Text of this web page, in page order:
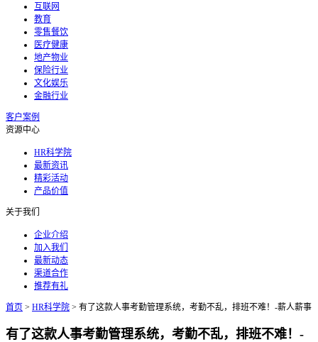
互联网
教育
零售餐饮
医疗健康
地产物业
保险行业
文化娱乐
金融行业
客户案例
资源中心
HR科学院
最新资讯
精彩活动
产品价值
关于我们
企业介绍
加入我们
最新动态
渠道合作
推荐有礼
首页 > HR科学院 > 有了这款人事考勤管理系统，考勤不乱，排班不难！-薪人薪事
有了这款人事考勤管理系统，考勤不乱，排班不难！-